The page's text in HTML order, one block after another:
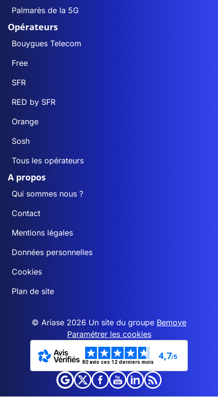
Palmarès de la 5G
Opérateurs
Bouygues Telecom
Free
SFR
RED by SFR
Orange
Sosh
Tous les opérateurs
A propos
Qui sommes nous ?
Contact
Mentions légales
Données personnelles
Cookies
Plan de site
© Ariase 2026 Un site du groupe Bemove
Paramétrer les cookies
80 avis ces 12 derniers mois
4,7/5